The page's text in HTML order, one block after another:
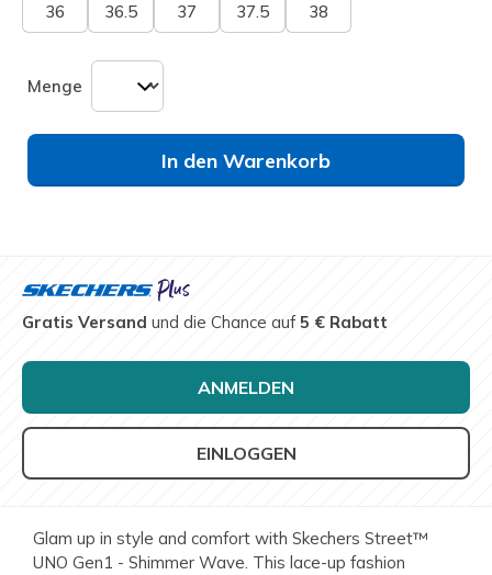
36 36.5 37 37.5 38
Menge
In den Warenkorb
Gratis Versand und die Chance auf5 € Rabatt
ANMELDEN
EINLOGGEN
Glam up in style and comfort with Skechers Street™
UNO Gen1 - Shimmer Wave. This lace-up fashion